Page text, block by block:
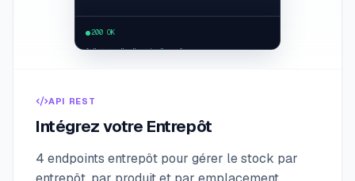
200 OK
{"status":"active"... }
API REST
Intégrez votre Entrepôt
4 endpoints entrepôt pour gérer le stock par